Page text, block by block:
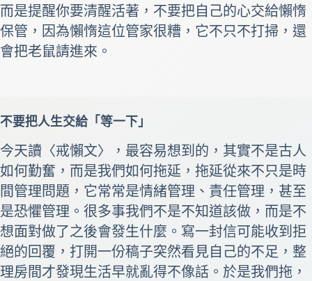
而是提醒你要清醒活著，不要把自己的心交給懶惰
保管，因為懶惰這位管家很糟，它不只不打掃，還
會把老鼠請進來。
不要把人生交給「等一下」
今天讀〈戒懶文〉，最容易想到的，其實不是古人
如何勤奮，而是我們如何拖延，拖延從來不只是時
間管理問題，它常常是情緒管理、責任管理，甚至
是恐懼管理。很多事我們不是不知道該做，而是不
想面對做了之後會發生什麼。寫一封信可能收到拒
絕的回覆，打開一份稿子突然看見自己的不足，整
理房間才發現生活早就亂得不像話。於是我們拖，